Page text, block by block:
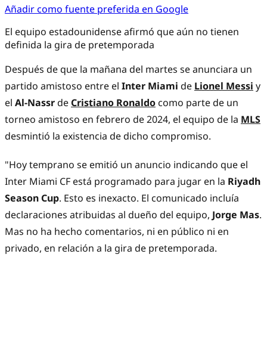
Añadir como fuente preferida en Google
El equipo estadounidense afirmó que aún no tienen
definida la gira de pretemporada
Después de que la mañana del martes se anunciara un
partido amistoso entre el Inter Miami de Lionel Messi y
el Al-Nassrde Cristiano Ronaldo como parte de un
torneo amistoso en febrero de 2024, el equipo de la MLS
desmintió la existencia de dicho compromiso.
"Hoy temprano se emitió un anuncio indicando que el
Inter Miami CF está programado para jugar en la Riyadh
Season Cup. Esto es inexacto. El comunicado incluía
declaraciones atribuidas al dueño del equipo, Jorge Mas.
Mas no ha hecho comentarios, ni en público ni en
privado, en relación a la gira de pretemporada.